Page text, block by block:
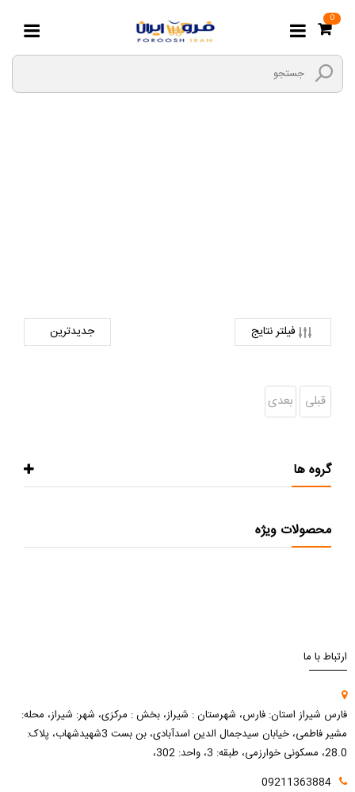
0
فیلتر نتایج
قبلی بعدی
گروه ها
محصولات ویژه
ارتباط با ما
فارس شیراز استان: فارس، شهرستان : شیراز، بخش : مرکزی، شهر: شیراز، محله:
مشیر فاطمی، خیابان سیدجمال الدین اسدآبادی، بن بست 3شهیدشهاب، پلاک:
28.0، مسکونی خوارزمی، طبقه: 3، واحد: 302،
09211363884